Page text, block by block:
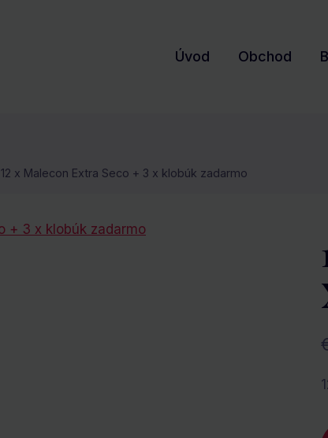
Úvod Obchod
12 x Malecon Extra Seco + 3 x klobúk zadarmo